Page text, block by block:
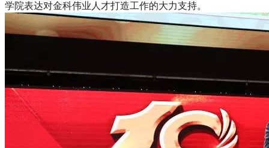
学院表达对金科伟业人才打造工作的大力支持。